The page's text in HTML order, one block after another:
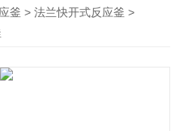
釜 >法兰快开式反应釜 >